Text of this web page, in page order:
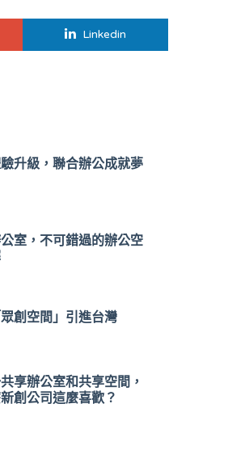
Linkedin
升級，聯合辦公成就夢
室，不可錯過的辦公空
創空間」引進台灣
享辦公室和共享空間，
創公司這麼喜歡？